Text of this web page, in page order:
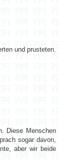
und prusteten.
Diese Menschen
sogar davon,
aber wir beide